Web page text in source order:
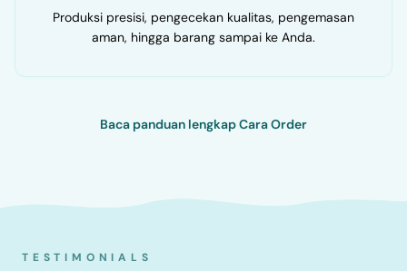
Produksi presisi, pengecekan kualitas, pengemasan
aman, hingga barang sampai ke Anda.
Baca panduan lengkap Cara Order
TESTIMONIALS